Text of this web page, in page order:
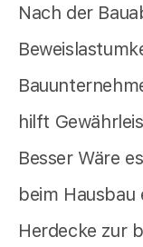
Nach der
hilft
Besser Wäre
beim Hausbau
Herdecke zur